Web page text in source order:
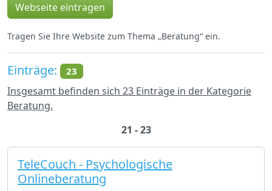
Webseite eintragen
Tragen Sie Ihre Website zum Thema „Beratung“ ein.
Einträge: 23
Insgesamt befinden sich 23 Einträge in der Kategorie
Beratung.
21 - 23
TeleCouch - Psychologische
Onlineberatung